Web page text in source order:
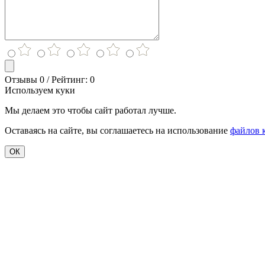
Отзывы 0 / Рейтинг: 0
Используем куки
Мы делаем это чтобы сайт работал лучше.
Оставаясь на сайте, вы соглашаетесь на использование файлов
ОК